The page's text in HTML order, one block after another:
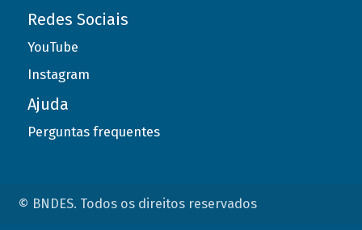
Redes Sociais
YouTube
Instagram
Ajuda
Perguntas frequentes
© BNDES. Todos os direitos reservados